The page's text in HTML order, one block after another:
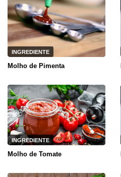
INGREDIENTE
Molho de Pimenta
INGREDIENTE
Molho de Tomate